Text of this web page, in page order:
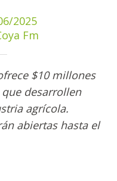
2025
Fm
$10 millones
desarrollen
agrícola.
abiertas hasta el